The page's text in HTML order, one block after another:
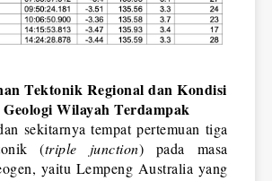
Tektonik Regional dan Kondisi
Geologi Wilayah Terdampak
sekitarnya tempat pertemuan tiga
(triple junction) pada masa
yaitu Lempeng Australia yang